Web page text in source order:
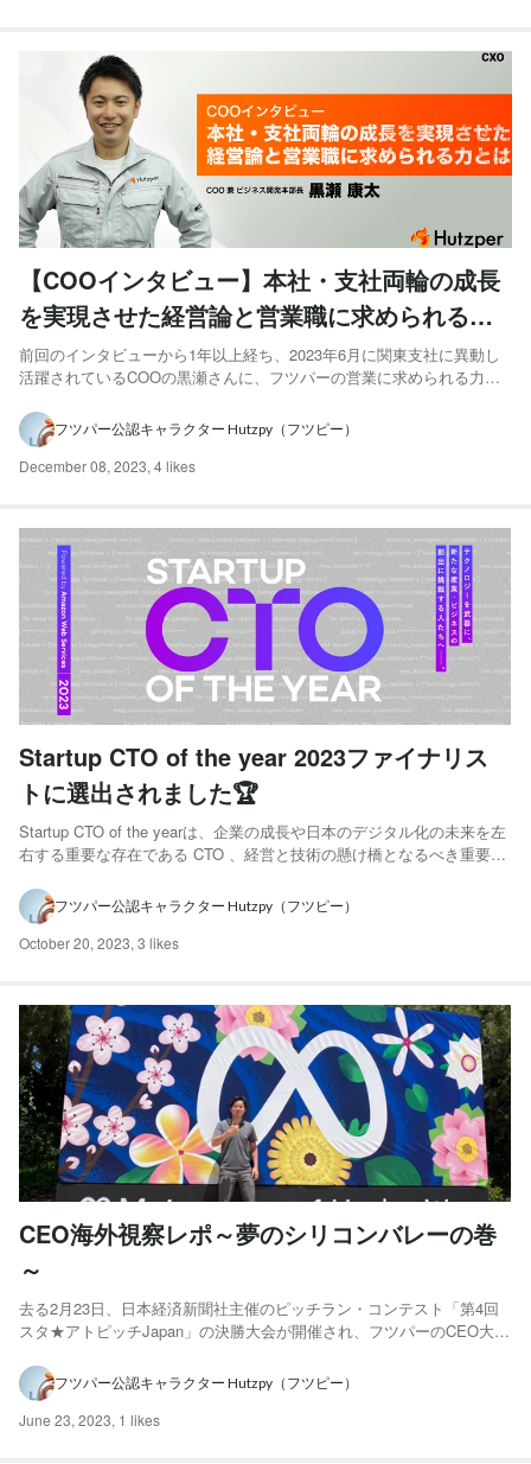
【COOインタビュー】本社・支社両輪の成長
を実現させた経営論と営業職に求められる力
とは
前回のインタビューから1年以上経ち、2023年6月に関東支社に異動し
活躍されているCOOの黒瀬さんに、フツパーの営業に求められる力や
高執行責任者) 大分県出身。広島大学工学部卒業。大学の専攻は製造工
程の最適化。在学中に自動車プレス工場の現場作業...
フツパー公認キャラクター Hutzpy（フツピー）
December 08, 2023, 4 likes
Startup CTO of the year 2023ファイナリス
トに選出されました🏆
Startup CTO of the yearは、企業の成長や日本のデジタル化の未来を左
右する重要な存在である CTO 、経営と技術の懸け橋となるべき重要な
に表彰される場が少ないことを受け、2014年に開始された CTO にスポ
ットライトを当...
フツパー公認キャラクター Hutzpy（フツピー）
October 20, 2023, 3 likes
CEO海外視察レポ～夢のシリコンバレーの巻
～
去る2月23日、日本経済新聞社主催のピッチラン・コンテスト「第4回
スタ★アトピッチJapan」の決勝大会が開催され、フツパーのCEO大西
する有望なスタートアップとアトツギベンチャーによる、日本経済新
聞社主催のピッチラン・コンテストで、全国で合計123...
フツパー公認キャラクター Hutzpy（フツピー）
June 23, 2023, 1 likes